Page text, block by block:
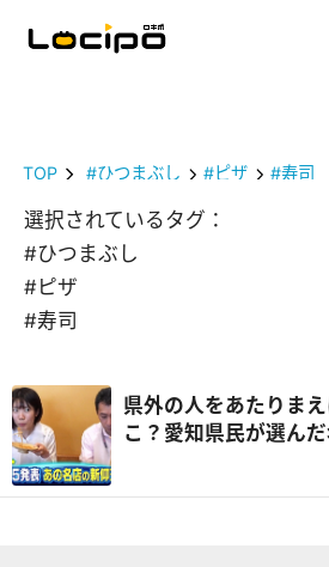
TOP #ひつまぶし #ピザ #寿司
選択されているタグ：
#ひつまぶし
#ピザ
#寿司
県外の人をあたりま
こ？愛知県民が選ん
位～1位） ～ 千原ジ
えワールド★ ～あな